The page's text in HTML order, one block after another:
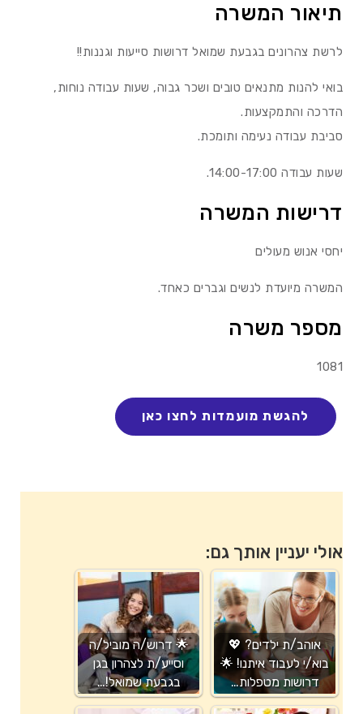
תיאור המשרה
לרשת צהרונים בגבעת שמואל דרושות סייעות וגננות!!
בואי להנות מתנאים טובים ושכר גבוה, שעות עבודה נוחות,
הדרכה והתמקצעות.
סביבת עבודה נעימה ותומכת.
שעות עבודה 14:00-17:00.
דרישות המשרה
יחסי אנוש מעולים
המשרה מיועדת לנשים וגברים כאחד.
מספר משרה
1081
אולי יעניין אותך גם:
אוהב/ת ילדים? 💖
בוא/י לעבוד איתנו! 🌟
דרושות מטפלות…
🌟 דרוש/ה מוביל/ה
וסייע/ת לצהרון בגן
בגבעת שמואל!…